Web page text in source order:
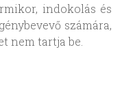
indokolás és
számára,
nem tartja be.